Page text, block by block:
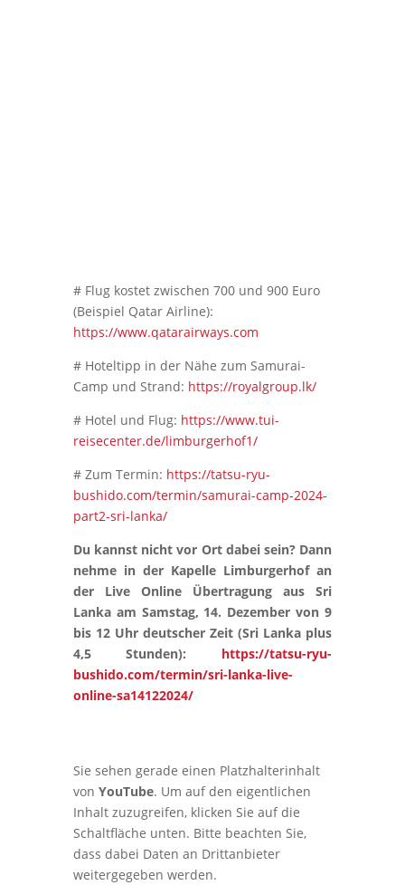
# Flug kostet zwischen 700 und 900 Euro
(Beispiel Qatar Airline):
https://www.qatarairways.com
# Hoteltipp in der Nähe zum Samurai-
Camp und Strand: https://royalgroup.lk/
# Hotel und Flug: https://www.tui-
reisecenter.de/limburgerhof1/
# Zum Termin: https://tatsu-ryu-
bushido.com/termin/samurai-camp-2024-
part2-sri-lanka/
Du kannst nicht vor Ort dabei sein? Dann
nehme in der Kapelle Limburgerhof an
der Live Online Übertragung aus Sri
Lanka am Samstag, 14. Dezember von 9
bis 12 Uhr deutscher Zeit (Sri Lanka plus
4,5 Stunden): https://tatsu-ryu-
bushido.com/termin/sri-lanka-live-
online-sa14122024/
Sie sehen gerade einen Platzhalterinhalt
von YouTube. Um auf den eigentlichen
Inhalt zuzugreifen, klicken Sie auf die
Schaltfläche unten. Bitte beachten Sie,
dass dabei Daten an Drittanbieter
weitergegeben werden.